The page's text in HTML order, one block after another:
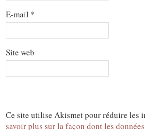
E-mail *
Site web
Ce site utilise Akismet pour réduire les
savoir plus sur la façon dont les